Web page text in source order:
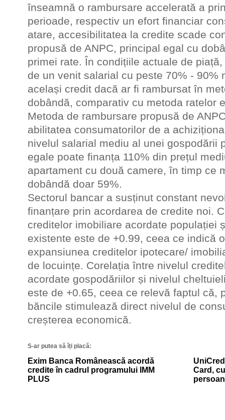
înseamnă o rambursare accelerată a
perioade, respectiv un efort financiar
atare, accesibilitatea la credite scade
propusă de ANPC, principal egal cu
primei rate. În condițiile actuale de
de un venit salarial cu peste 70% - 90%
același credit dacă ar fi rambursat în
dobândă, comparativ cu metoda ratelor
Metoda de rambursare propusă de
abilitatea consumatorilor de a
nivelul salarial mediu al unei gospodării
egale poate finanța 110% din prețul
apartament cu două camere, în timp ce
dobândă doar 59%.
Sectorul bancar a susținut constant
finanțare prin acordarea de credite noi.
creditelor imobiliare acordate populației
existente este de +0.99, ceea ce indică
expansiunea creditelor ipotecare/
de locuințe. Corelația între nivelul
acordate gospodăriilor și nivelul
este de +0.65, ceea ce relevă faptul că,
băncile stimulează direct nivelul de
creșterea economică.
S-ar putea să îți placă:
Exim Banca Românească acordă
credite în cadrul programului IMM
PLUS
Card,